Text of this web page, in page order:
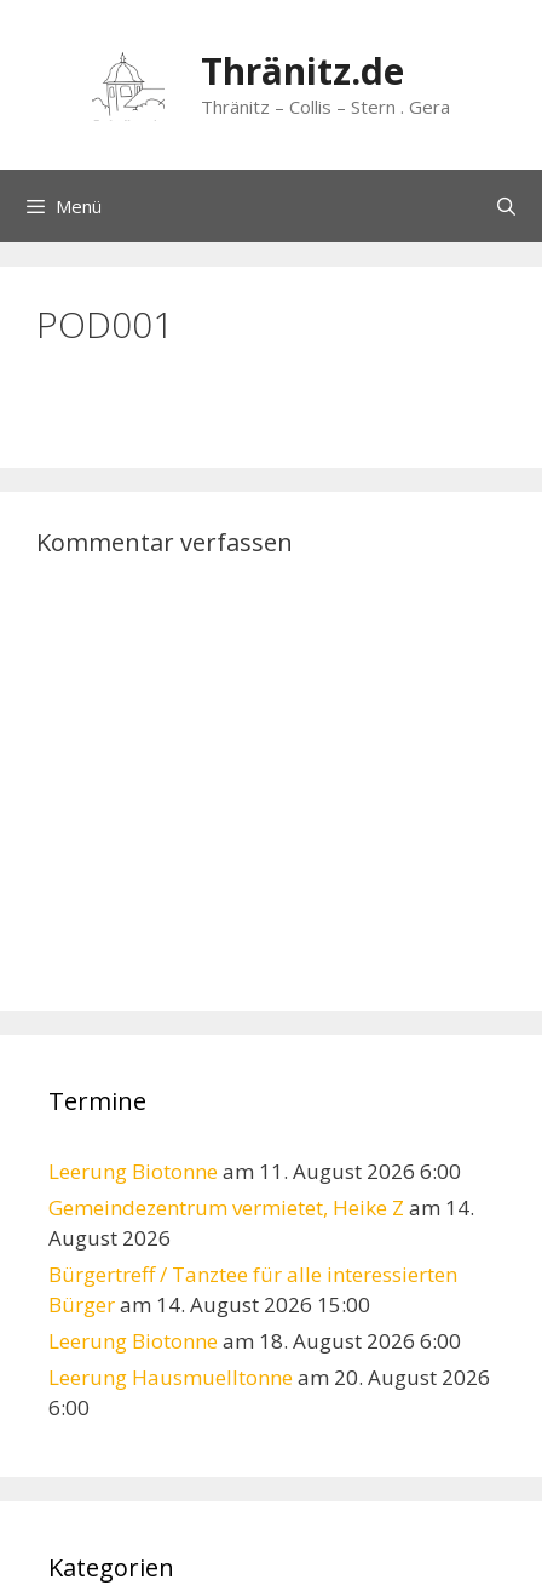
springen
Thränitz.de
Thränitz – Collis – Stern . Gera
Menü
POD001
Kommentar verfassen
Termine
Leerung Biotonneam 11. August 2026 6:00
Gemeindezentrum vermietet, Heike Z am 14.
August 2026
Bürgertreff / Tanztee für alle interessierten
Bürgeram 14. August 2026 15:00
Leerung Biotonneam 18. August 2026 6:00
Leerung Hausmuelltonneam 20. August 2026
6:00
Kategorien